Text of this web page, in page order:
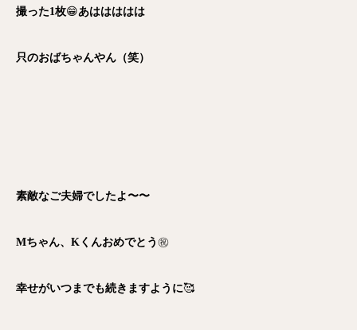
撮った1枚😁あははははは
只のおばちゃんやん（笑）
素敵なご夫婦でしたよ〜〜
Mちゃん、Kくんおめでとう ㊗️
幸せがいつまでも続きますように🥰